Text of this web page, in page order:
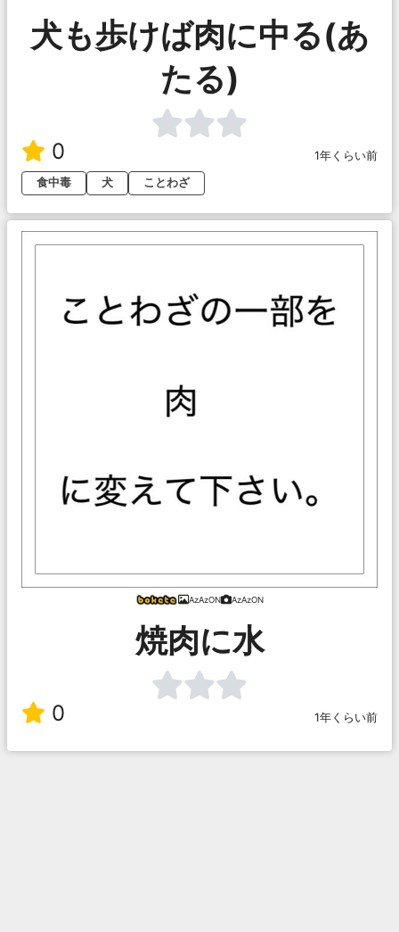
犬も歩けば肉に中る(あ
たる)
0
1年くらい前
食中毒
犬 ことわざ
AzAzON AzAzON
焼肉に水
0 1年くらい前